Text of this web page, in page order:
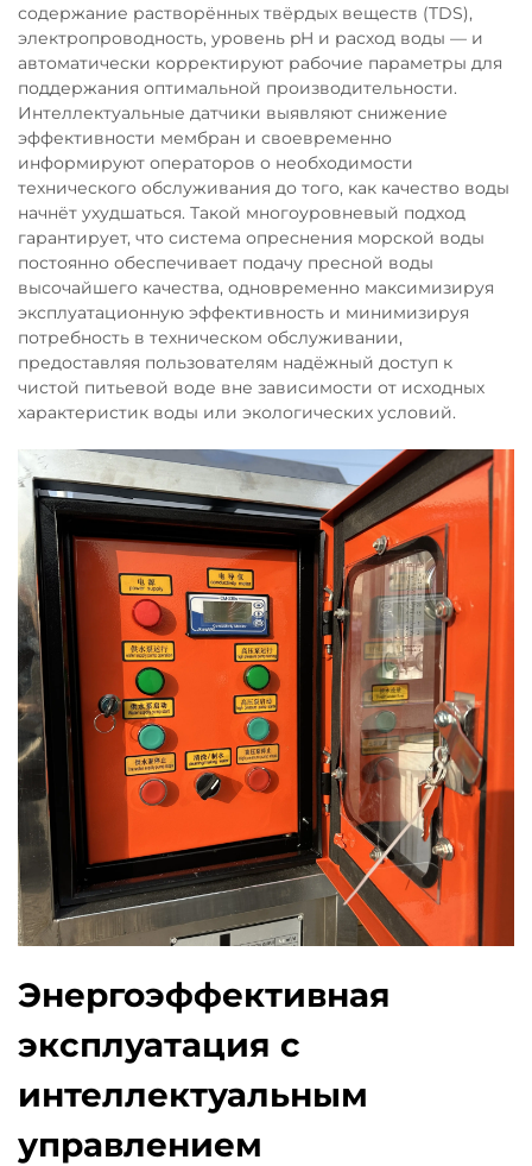
содержание растворённых твёрдых веществ (TDS),
электропроводность, уровень pH и расход воды — и
автоматически корректируют рабочие параметры для
поддержания оптимальной производительности.
Интеллектуальные датчики выявляют снижение
эффективности мембран и своевременно
информируют операторов о необходимости
технического обслуживания до того, как качество воды
начнёт ухудшаться. Такой многоуровневый подход
гарантирует, что система опреснения морской воды
постоянно обеспечивает подачу пресной воды
высочайшего качества, одновременно максимизируя
эксплуатационную эффективность и минимизируя
потребность в техническом обслуживании,
предоставляя пользователям надёжный доступ к
чистой питьевой воде вне зависимости от исходных
характеристик воды или экологических условий.
Энергоэффективная
эксплуатация с
интеллектуальным
управлением